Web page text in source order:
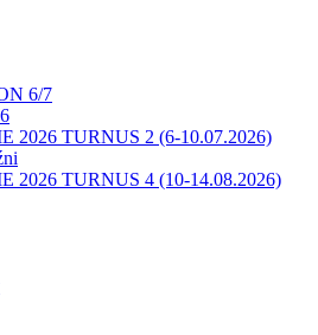
6/7
2026 TURNUS 2 (6-10.07.2026)
2026 TURNUS 4 (10-14.08.2026)